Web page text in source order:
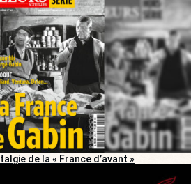
de la « France d’avant »